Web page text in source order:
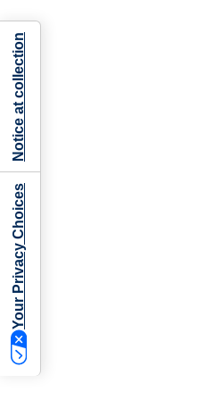
Your Privacy Choices
Notice at collection